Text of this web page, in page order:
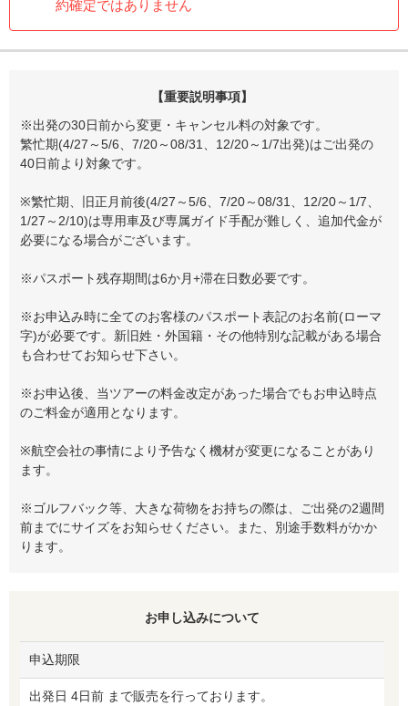
約確定ではありません
【重要説明事項】
※出発の30日前から変更・キャンセル料の対象です。
繁忙期(4/27～5/6、7/20～08/31、12/20～1/7出発)はご出発の
40日前より対象です。
※繁忙期、旧正月前後(4/27～5/6、7/20～08/31、12/20～1/7、
1/27～2/10)は専用車及び専属ガイド手配が難しく、追加代金が
必要になる場合がございます。
※パスポート残存期間は6か月+滞在日数必要です。
※お申込み時に全てのお客様のパスポート表記のお名前(ローマ
字)が必要です。新旧姓・外国籍・その他特別な記載がある場合
も合わせてお知らせ下さい。
※お申込後、当ツアーの料金改定があった場合でもお申込時点
のご料金が適用となります。
※航空会社の事情により予告なく機材が変更になることがあり
ます。
※ゴルフバック等、大きな荷物をお持ちの際は、ご出発の2週間
前までにサイズをお知らせください。また、別途手数料がかか
ります。
お申し込みについて
申込期限
出発日 4日前 まで販売を行っております。